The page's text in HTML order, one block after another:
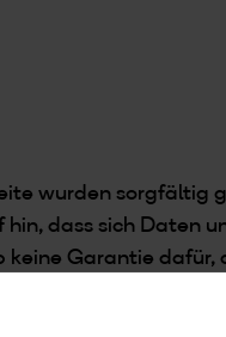
wurden sorgfältig
dass sich Daten
keine Garantie
by ATLANTIC
und ohne